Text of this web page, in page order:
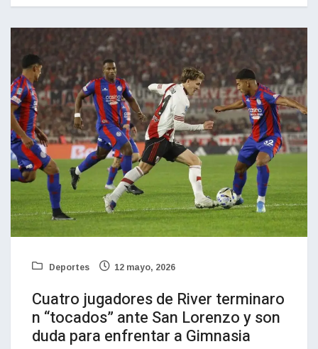
Deportes 12 mayo, 2026
Cuatro jugadores de River terminaro
n “tocados” ante San Lorenzo y son
duda para enfrentar a Gimnasia